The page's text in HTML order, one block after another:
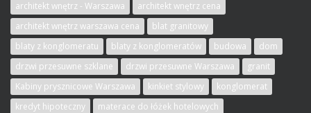
architekt wnętrz - Warszawa
architekt wnętrz cena
architekt wnętrz warszawa cena
blat granitowy
blaty z konglomeratu
blaty z konglomeratów budowa
dom
drzwi przesuwne szklane
drzwi przesuwne Warszawa
granit
Kabiny prysznicowe Warszawa
kinkiet stylowy
konglomerat
kredyt hipoteczny
materace do łóżek hotelowych